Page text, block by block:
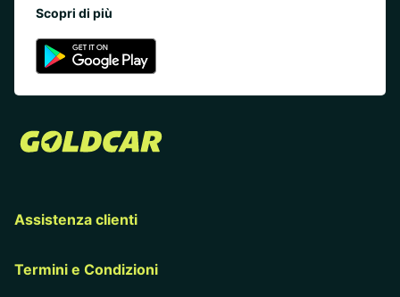
Scopri di più
Assistenza clienti
Termini e Condizioni